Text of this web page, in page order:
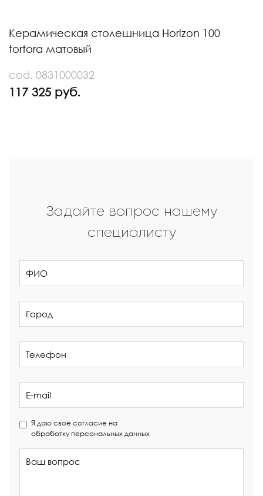
Керамическая столешница Horizon 100
tortora матовый
cod. 0831000032
117 325 руб.
Задайте вопрос нашему
специалисту
Я даю своё согласие на
обработку персональных данных